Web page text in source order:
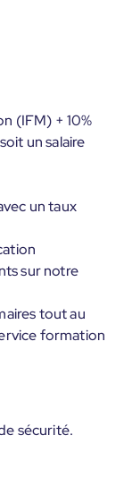
(IFM) + 10%
un salaire
un taux
sur notre
tout au
formation
sécurité.